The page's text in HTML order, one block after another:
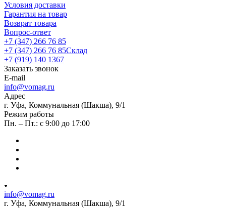
Условия доставки
Гарантия на товар
Возврат товара
Вопрос-ответ
+7 (347) 266 76 85
+7 (347) 266 76 85Склад
+7 (919) 140 1367
Заказать звонок
E-mail
info@vomag.ru
Адрес
г. Уфа, Коммунальная (Шакша), 9/1
Режим работы
Пн. – Пт.: с 9:00 до 17:00
info@vomag.ru
г. Уфа, Коммунальная (Шакша), 9/1